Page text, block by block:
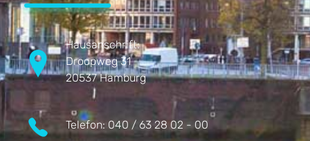
Hausanschrift:
Droopweg 31
20537 Hamburg
Telefon: 040 / 63 28 02 - 00